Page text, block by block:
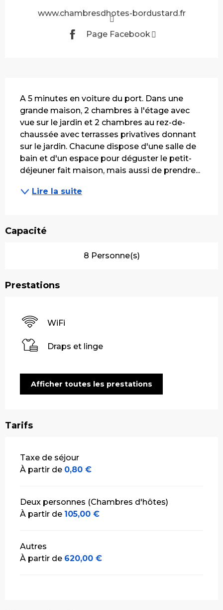
www.chambresdhotes-bordustard.fr
Page Facebook
A 5 minutes en voiture du port. Dans une
grande maison, 2 chambres à l'étage avec
vue sur le jardin et 2 chambres au rez-de-
chaussée avec terrasses privatives donnant
sur le jardin. Chacune dispose d'une salle de
bain et d'un espace pour déguster le petit-
déjeuner fait maison, mais aussi de prendre...
Lire la suite
Capacité
8 Personne(s)
Prestations
WiFi
Draps et linge
Afficher toutes les prestations
Tarifs
Tarifs 2026
Taxe de séjour
À partir de 0,80 €
Deux personnes (Chambres d'hôtes)
À partir de 105,00 €
Autres
À partir de 620,00 €